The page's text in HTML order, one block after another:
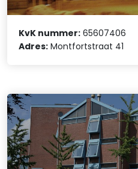
KvK nummer: 65607406
Adres: Montfortstraat 41